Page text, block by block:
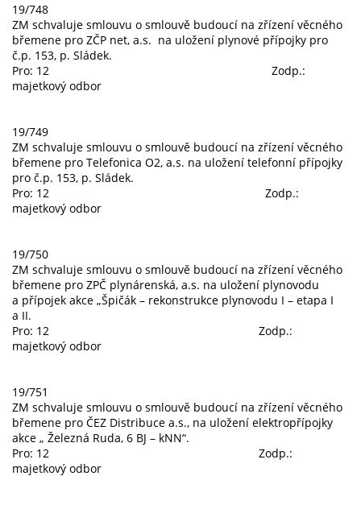
19/748
ZM schvaluje smlouvu o smlouvě budoucí na zřízení věcného
břemene pro ZČP net, a.s. na uložení plynové přípojky pro
č.p. 153, p. Sládek.
Pro: 12 Zodp.:
majetkový odbor
19/749
ZM schvaluje smlouvu o smlouvě budoucí na zřízení věcného
břemene pro Telefonica O2, a.s. na uložení telefonní přípojky
pro č.p. 153, p. Sládek.
Pro: 12 Zodp.:
majetkový odbor
19/750
ZM schvaluje smlouvu o smlouvě budoucí na zřízení věcného
břemene pro ZPČ plynárenská, a.s. na uložení plynovodu
a přípojek akce „Špičák – rekonstrukce plynovodu I – etapa I
a II.
Pro: 12 Zodp.:
majetkový odbor
19/751
ZM schvaluje smlouvu o smlouvě budoucí na zřízení věcného
břemene pro ČEZ Distribuce a.s., na uložení elektropřípojky
akce „ Železná Ruda, 6 BJ – kNN“.
Pro: 12 Zodp.:
majetkový odbor